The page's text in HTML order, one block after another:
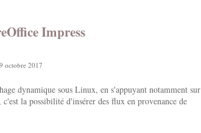
Impress
octobre 2017
dynamique sous Linux, en s'appuyant notamment sur
la possibilité d'insérer des flux en provenance de